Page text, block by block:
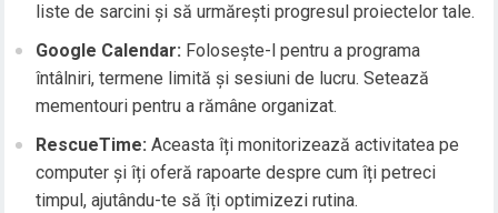
liste de sarcini și să urmărești progresul proiectelor tale.
Google Calendar: Folosește-l pentru a programa
întâlniri, termene limită și sesiuni de lucru. Setează
mementouri pentru a rămâne organizat.
RescueTime: Aceasta îți monitorizează activitatea pe
computer și îți oferă rapoarte despre cum îți petreci
timpul, ajutându-te să îți optimizezi rutina.